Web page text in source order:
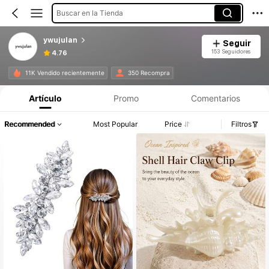
Buscar en la Tienda
ywujulan
4.76
Seguir
153 Seguidores
11K Vendido recientemente 350 Recompra
Artículo Promo Comentarios
Recommended Most Popular Price Filtros